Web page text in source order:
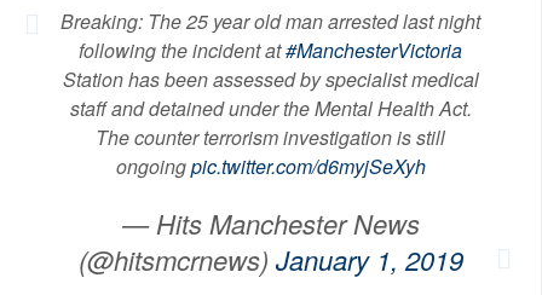
Breaking: The 25 year old man arrested last night
following the incident at#ManchesterVictoria
Station has been assessed by specialist medical
staff and detained under the Mental Health Act.
The counter terrorism investigation is still
ongoingpic.twitter.com/d6myjSeXyh
— Hits Manchester News
(@hitsmcrnews) January 1, 2019